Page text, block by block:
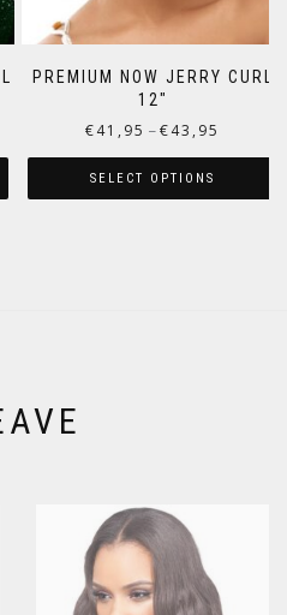
PREMIUM NOW JERRY CURL
12″
€41,95 – €43,95
SELECT OPTIONS